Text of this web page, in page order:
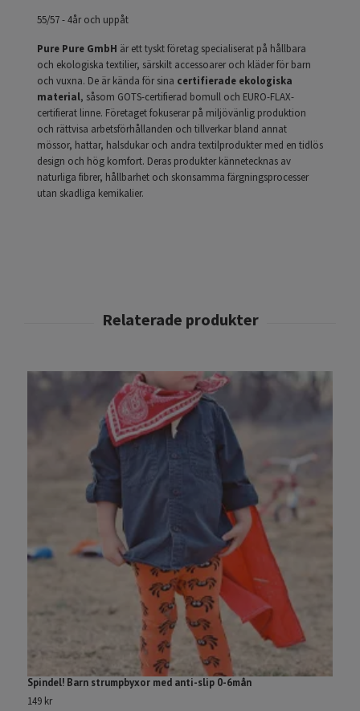
55/57 - 4år och uppåt
Pure Pure GmbH är ett tyskt företag specialiserat på hållbara
och ekologiska textilier, särskilt accessoarer och kläder för barn
och vuxna. De är kända för sina certifierade ekologiska
material, såsom GOTS-certifierad bomull och EURO-FLAX-
certifierat linne. Företaget fokuserar på miljövänlig produktion
och rättvisa arbetsförhållanden och tillverkar bland annat
mössor, hattar, halsdukar och andra textilprodukter med en tidlös
design och hög komfort. Deras produkter kännetecknas av
naturliga fibrer, hållbarhet och skonsamma färgningsprocesser
utan skadliga kemikalier.
Spindel! Barn strumpbyxor med anti-slip 0-6mån
149 kr